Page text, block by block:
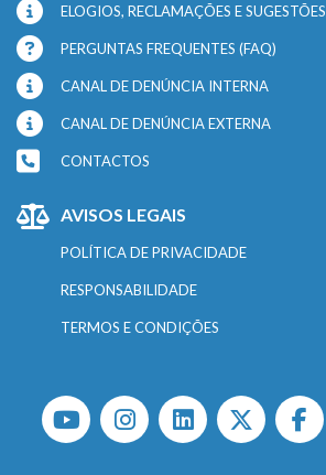
ELOGIOS, RECLAMAÇÕES E SUGESTÕES
PERGUNTAS FREQUENTES (FAQ)
CANAL DE DENÚNCIA INTERNA
CANAL DE DENÚNCIA EXTERNA
CONTACTOS
AVISOS LEGAIS
POLÍTICA DE PRIVACIDADE
RESPONSABILIDADE
TERMOS E CONDIÇÕES